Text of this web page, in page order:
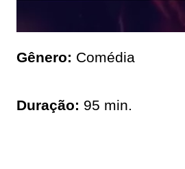
Gênero: Comédia
Duração: 95 min.